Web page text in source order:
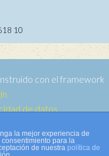
10
con el framework
de datos
la mejor experiencia de
para la
de nuestra política de